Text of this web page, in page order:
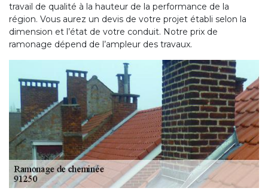
travail de qualité à la hauteur de la performance de la
région. Vous aurez un devis de votre projet établi selon la
dimension et l’état de votre conduit. Notre prix de
ramonage dépend de l’ampleur des travaux.